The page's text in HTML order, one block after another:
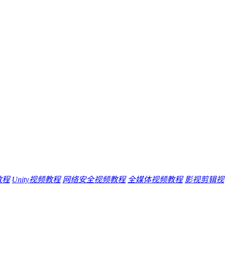
程 Unity视频教程 网络安全视频教程 全媒体视频教程 影视剪辑视